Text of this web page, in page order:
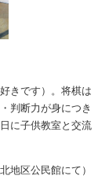
きです）。将棋は
判断力が身につき
に子供教室と交流
地区公民館にて）